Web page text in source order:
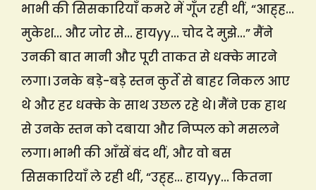
भाभी की सिसकारियाँ कमरे में गूँज रही थीं, “आह्ह…
मुकेश… और जोर से… हायyy… चोद दे मुझे…” मैंने
उनकी बात मानी और पूरी ताकत से धक्के मारने
लगा। उनके बड़े-बड़े स्तन कुर्ते से बाहर निकल आए
थे और हर धक्के के साथ उछल रहे थे। मैंने एक हाथ
से उनके स्तन को दबाया और निप्पल को मसलने
लगा। भाभी की आँखें बंद थीं, और वो बस
सिसकारियाँ ले रही थीं, “उह्ह… हायyy… कितना